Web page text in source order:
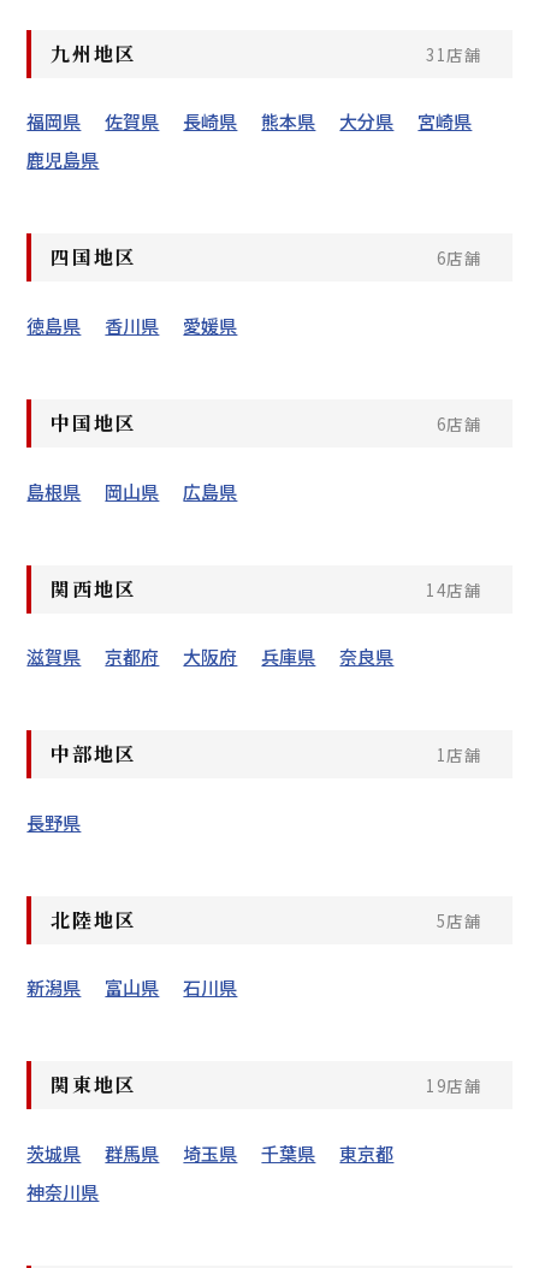
九州地区 31店舗
福岡県 佐賀県 長崎県 熊本県 大分県
宮崎県
鹿児島県
四国地区 6店舗
徳島県 香川県 愛媛県
中国地区 6店舗
島根県 岡山県 広島県
関西地区 14店舗
滋賀県 京都府 大阪府 兵庫県 奈良県
中部地区 1店舗
長野県
北陸地区 5店舗
新潟県 富山県 石川県
関東地区 19店舗
茨城県 群馬県 埼玉県 千葉県
東京都
神奈川県